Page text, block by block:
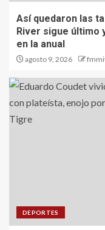
Así quedaron las
River sigue último
en la anual
agosto 9, 2026
DEPORTES